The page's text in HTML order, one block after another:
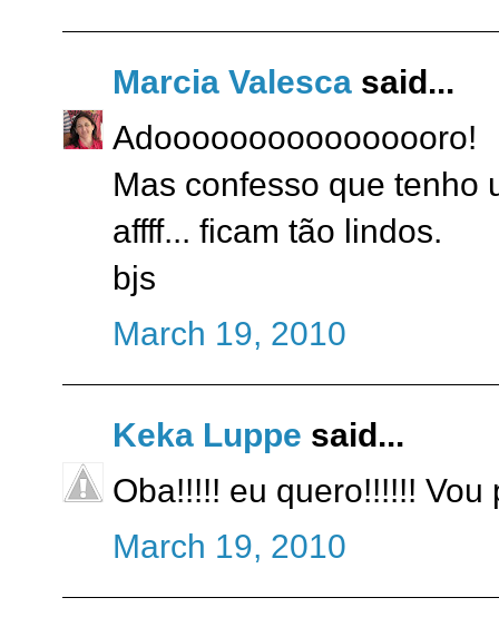
Marcia Valesca said...
Adoooooooooooooooro!
Mas confesso que tenho
affff... ficam tão lindos.
bjs
March 19, 2010
Keka Luppe said...
Oba!!!!! eu quero!!!!!!
March 19, 2010